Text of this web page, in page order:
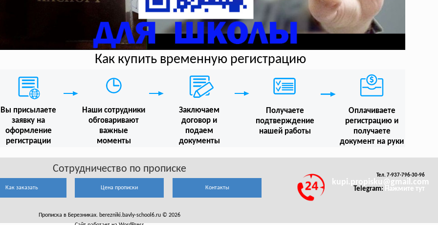
Как купить временную регистрацию
Вы присылаете
заявку на
оформление
регистрации
Наши сотрудники
обговаривают
важные
моменты
Заключаем
договор и
подаем
документы
Получаете
подтверждение
нашей работы
Оплачиваете
регистрацию и
получаете
документ на руки
Сотрудничество по прописке
Как заказать Цена прописки Контакты
Тел. 7-937-796-30-96
kupi.propisku@gmail.com
Telegram: Нажмите тут
Прописка в Березниках. berezniki.bavly-school6.ru © 2026